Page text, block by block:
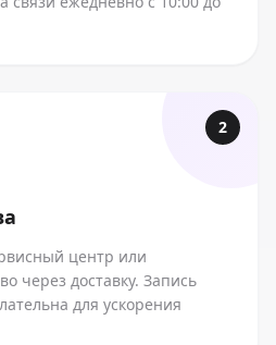
2
центр или
через доставку. Запись
для ускорения